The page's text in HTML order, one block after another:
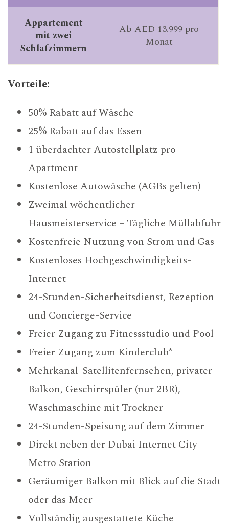
Appartement
mit zwei
Schlafzimmern
Ab AED 13.999 pro
Monat
Vorteile:
50% Rabatt auf Wäsche
25% Rabatt auf das Essen
1 überdachter Autostellplatz pro
Apartment
Kostenlose Autowäsche (AGBs gelten)
Zweimal wöchentlicher
Hausmeisterservice – Tägliche Müllabfuhr
Kostenfreie Nutzung von Strom und Gas
Kostenloses Hochgeschwindigkeits-
Internet
24-Stunden-Sicherheitsdienst, Rezeption
und Concierge-Service
Freier Zugang zu Fitnessstudio und Pool
Freier Zugang zum Kinderclub*
Mehrkanal-Satellitenfernsehen, privater
Balkon, Geschirrspüler (nur 2BR),
Waschmaschine mit Trockner
24-Stunden-Speisung auf dem Zimmer
Direkt neben der Dubai Internet City
Metro Station
Geräumiger Balkon mit Blick auf die Stadt
oder das Meer
Vollständig ausgestattete Küche